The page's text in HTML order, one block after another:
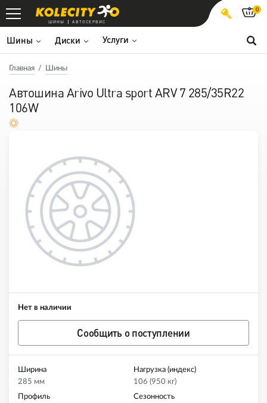
ШИНЫ АВТОСЕРВИС
Шины Диски Услуги
0
Главная Шины
Автошина Arivo Ultra sport ARV 7 285/35R22
106W
Нет в наличии
Сообщить о поступлении
Ширина
285 мм
Нагрузка (индекс)
106 (950 кг)
Профиль
Сезонность